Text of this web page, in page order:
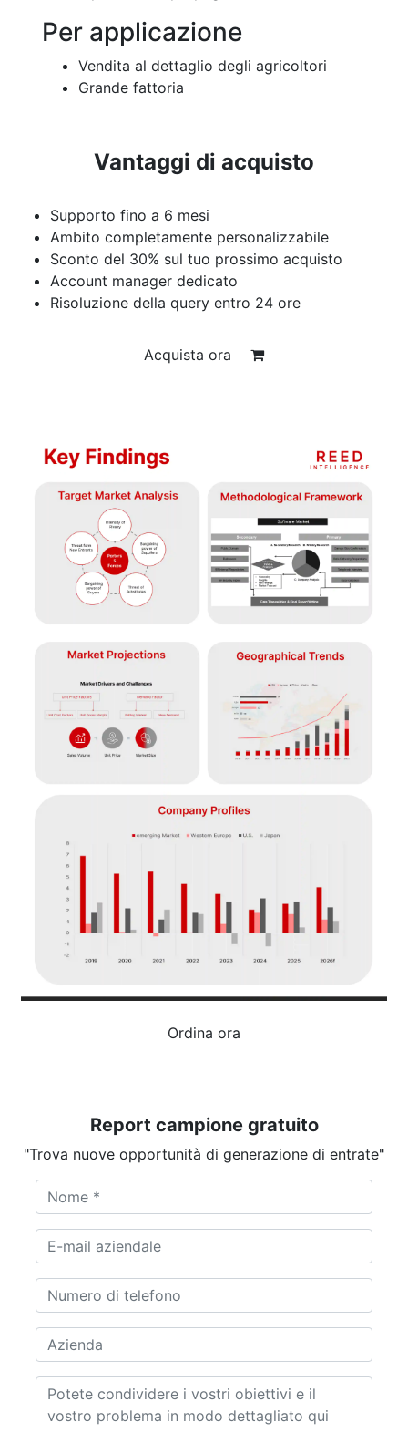
Per applicazione
Vendita al dettaglio degli agricoltori
Grande fattoria
Vantaggi di acquisto
Supporto fino a 6 mesi
Ambito completamente personalizzabile
Sconto del 30% sul tuo prossimo acquisto
Account manager dedicato
Risoluzione della query entro 24 ore
Acquista ora
Ordina ora
Report campione gratuito
"Trova nuove opportunità di generazione di entrate"